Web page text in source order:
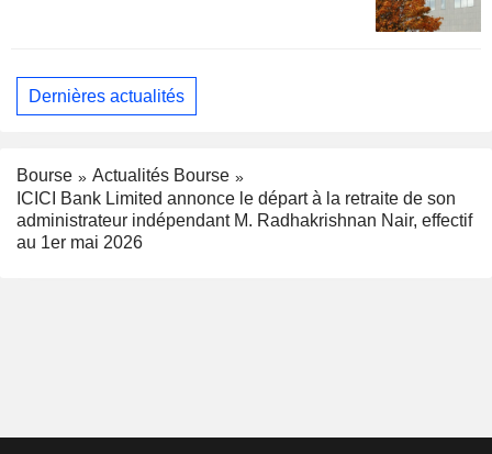
Dernières actualités
Bourse
Actualités Bourse
ICICI Bank Limited annonce le départ à la retraite de son
administrateur indépendant M. Radhakrishnan Nair, effectif
au 1er mai 2026